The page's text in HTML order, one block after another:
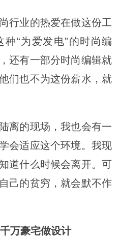
行业的热爱在做这份工
“为爱发电”的时尚编
还有一部分时尚编辑就
们也不为这份薪水，就
离的现场，我也会有一
会适应这个环境。我现
道什么时候会离开。可
己的贫穷，就会默不作
万豪宅做设计